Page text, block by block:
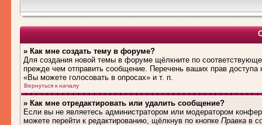
» Как мне создать тему в форуме?
Для создания новой темы в форуме щёлкните по
прежде чем отправить сообщение. Перечень ваших прав
«Вы можете голосовать в опросах» и т. п.
Вернуться к началу
» Как мне отредактировать или удалить сообщение?
Если вы не являетесь администратором или модератором
можете перейти к редактированию, щёлкнув по кнопке Правка в